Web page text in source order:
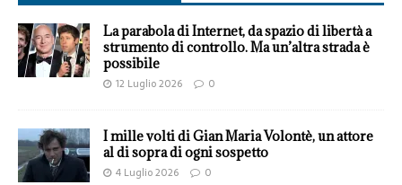
La parabola di Internet, da spazio di libertà a
strumento di controllo. Ma un’altra strada è
possibile
12 Luglio 2026 0
I mille volti di Gian Maria Volontè, un attore
al di sopra di ogni sospetto
4 Luglio 2026 0